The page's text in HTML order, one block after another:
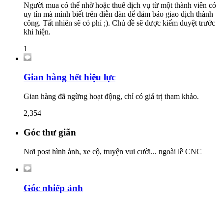
Người mua có thể nhờ hoặc thuê dịch vụ từ một thành viên có
uy tín mà mình biết trên diễn đàn để đảm bảo giao dịch thành
công. Tất nhiên sẽ có phí ;). Chủ đề sẽ được kiểm duyệt trước
khi hiện.
1
Gian hàng hết hiệu lực
Gian hàng đã ngừng hoạt động, chỉ có giá trị tham khảo.
2,354
Góc thư giãn
Nơi post hình ảnh, xe cộ, truyện vui cười... ngoài lề CNC
Góc nhiếp ảnh